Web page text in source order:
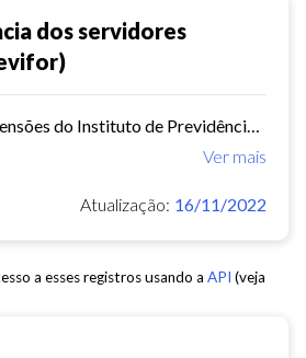
dos servidores
Ver mais
Atualização: 16/11/2022
a esses registros usando a API (veja